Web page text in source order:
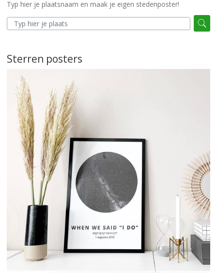
Typ hier je plaatsnaam en maak je eigen stedenposter!
Sterren posters